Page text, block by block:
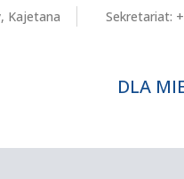
, Kajetana Sekretariat:
DLA